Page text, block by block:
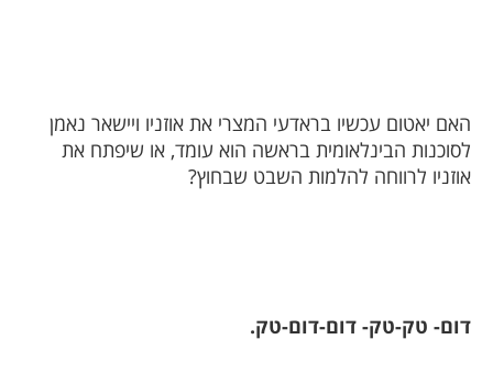
האם יאטום עכשיו בראדעי המצרי את אוזניו ויישאר נאמן
לסוכנות הבינלאומית בראשה הוא עומד, או שיפתח את
אוזניו לרווחה להלמות השבט שבחוץ?
דום- טק-טק- דום-דום-טק.